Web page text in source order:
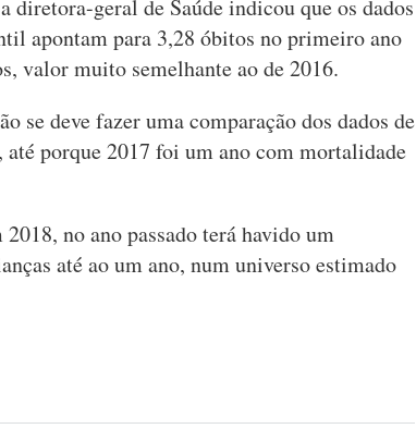
diretora-geral de Saúde indicou que os dados
apontam para 3,28 óbitos no primeiro ano
valor muito semelhante ao de 2016.
se deve fazer uma comparação dos dados de
até porque 2017 foi um ano com mortalidade
no ano passado terá havido um
até ao um ano, num universo estimado